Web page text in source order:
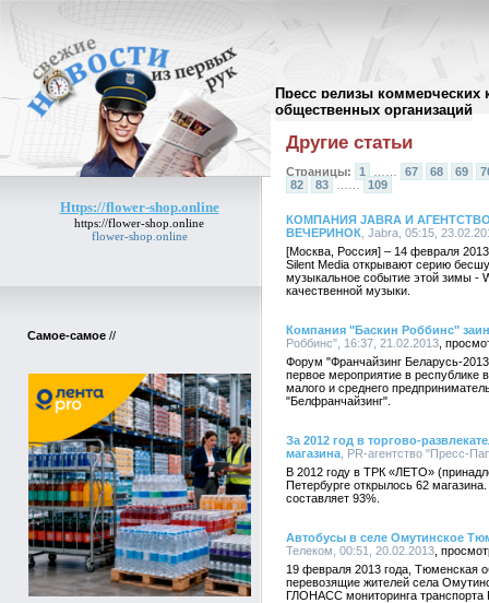
Пресс релизы коммерческих
общественных организаций
Https://flower-shop.online
https://flower-shop.online
flower-shop.online
Самое-самое //
Архив пресс-релизов//
Другие статьи
Страницы: 1 67 68 69
82
83 …… 109
КОМПАНИЯ JABRA И
ВЕЧЕРИНОК , Jabra, 05:15,
[Москва, Россия] – 14 февраля
Silent Media открывают серию
музыкальное событие этой зимы -
качественной музыки.
Компания "Баскин Роббинс"
Роббинс", 16:37, 21.02.2013
Форум "Франчайзинг Беларусь-
первое мероприятие в республике
малого и среднего
"Белфранчайзинг".
За 2012 год в торгово-
магазина , PR-агентство "Пресс-
В 2012 году в ТРК «ЛЕТО»
Петербурге открылось 62
составляет 93%.
Автобусы в селе Омутинское
Телеком, 00:51, 20.02.2013
19 февраля 2013 года, Тюменская
перевозящие жителей села
ГЛОНАСС мониторинга транспорта